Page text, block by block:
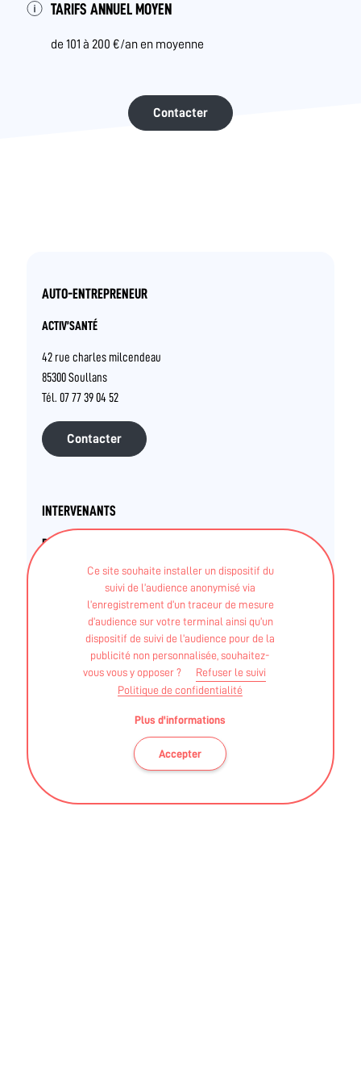
Ce site souhaite installer un dispositif du
suivi de l’audience anonymisé via
l’enregistrement d’un traceur de mesure
d’audience sur votre terminal ainsi qu’un
dispositif de suivi de l’audience pour de la
publicité non personnalisée, souhaitez-
vous vous y opposer ?
Refuser le suivi
Politique de confidentialité
Plus d'informations
Accepter
TARIFS ANNUEL MOYEN
de 101 à 200 €/an en moyenne
Contacter
AUTO-ENTREPRENEUR
ACTIV’SANTÉ
42 rue charles milcendeau
85300 Soullans
Tél. 07 77 39 04 52
Contacter
INTERVENANTS
ROXANE TOUVRON
STAPS APA - Licence
Diplômée d’une licence APA, j'ai acquis une solide
nutrition. Ces expériences m'ont permis
d'intervenir auprès de publics diversifiés.
Séances à domicile.